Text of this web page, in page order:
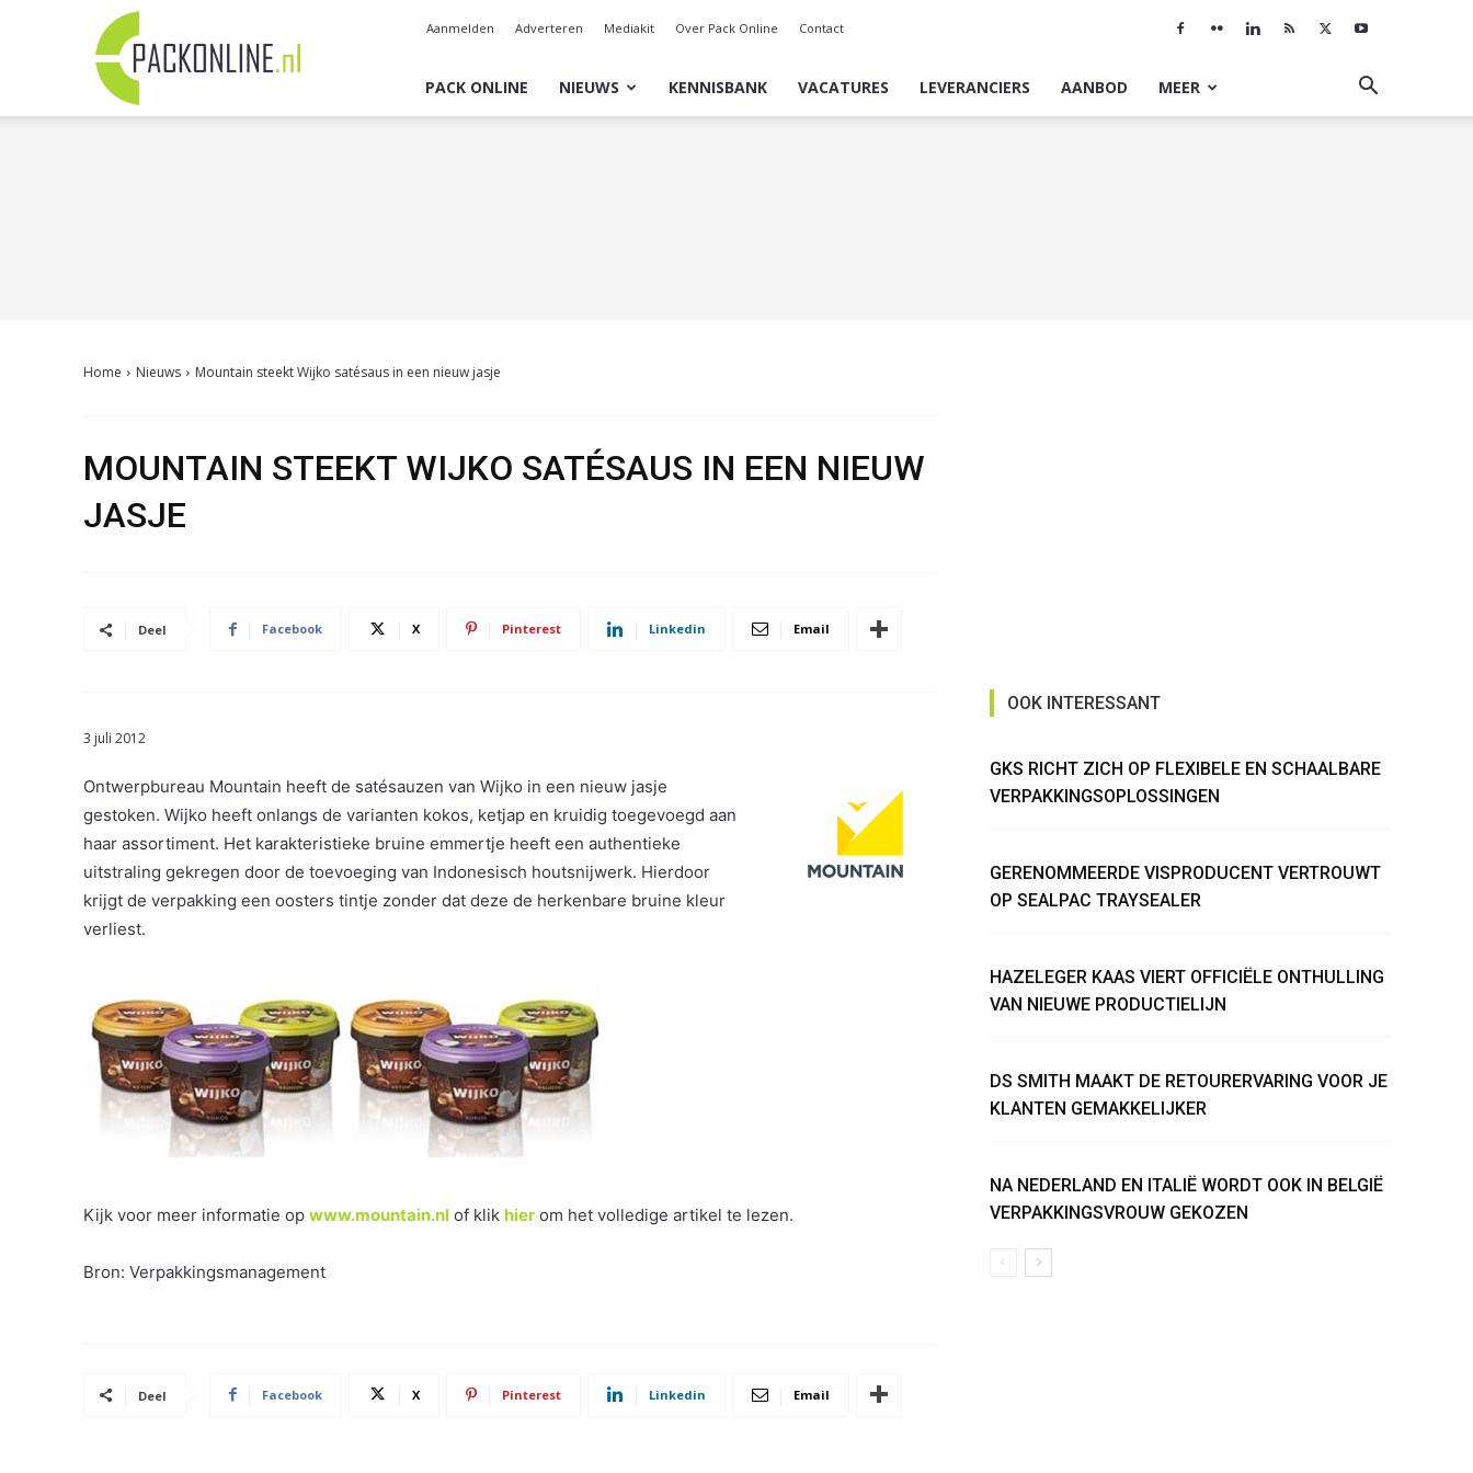
Pack
Online
Aanmelden Adverteren Mediakit Over Pack Online Contact
PACK ONLINE NIEUWS KENNISBANK VACATURES LEVERANCIERS AANBOD MEER
Home Nieuws Mountain steekt Wijko satésaus in een nieuw jasje
MOUNTAIN STEEKT WIJKO SATÉSAUS IN EEN NIEUW
JASJE
Deel Facebook X Pinterest Linkedin Email
3 juli 2012
Ontwerpbureau Mountain heeft de satésauzen van Wijko in een nieuw jasje
gestoken. Wijko heeft onlangs de varianten kokos, ketjap en kruidig toegevoegd aan
haar assortiment. Het karakteristieke bruine emmertje heeft een authentieke
uitstraling gekregen door de toevoeging van Indonesisch houtsnijwerk. Hierdoor
krijgt de verpakking een oosters tintje zonder dat deze de herkenbare bruine kleur
verliest.
Kijk voor meer informatie op www.mountain.nl of klik hier om het volledige artikel te lezen.
Bron: Verpakkingsmanagement
Deel Facebook X Pinterest Linkedin Email
OOK INTERESSANT
GKS RICHT ZICH OP FLEXIBELE EN SCHAALBARE
VERPAKKINGSOPLOSSINGEN
GERENOMMEERDE VISPRODUCENT VERTROUWT
OP SEALPAC TRAYSEALER
HAZELEGER KAAS VIERT OFFICIËLE ONTHULLING
VAN NIEUWE PRODUCTIELIJN
DS SMITH MAAKT DE RETOURERVARING VOOR JE
KLANTEN GEMAKKELIJKER
NA NEDERLAND EN ITALIË WORDT OOK IN BELGIË
VERPAKKINGSVROUW GEKOZEN